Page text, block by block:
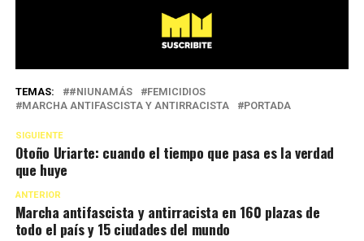
TEMAS: #NIUNAMÁS
FEMICIDIOS
MARCHA ANTIFASCISTA Y ANTIRRACISTA
PORTADA
SIGUIENTE
Otoño Uriarte: cuando el tiempo que pasa es la verdad
que huye
ANTERIOR
Marcha antifascista y antirracista en 160 plazas de
todo el país y 15 ciudades del mundo